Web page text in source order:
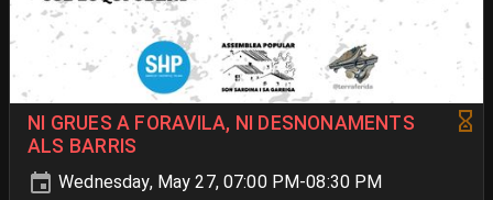
NI GRUES A FORAVILA, NI DESNONAMENTS
ALS BARRIS
Wednesday, May 27, 07:00 PM-08:30 PM